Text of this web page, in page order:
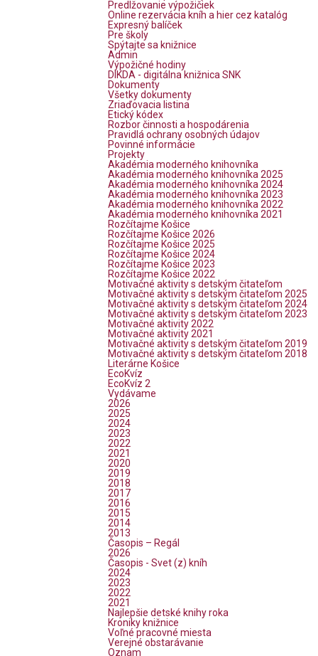
Predlžovanie výpožičiek
Online rezervácia kníh a hier cez katalóg
Expresný balíček
Pre školy
Spýtajte sa knižnice
Admin
Výpožičné hodiny
DIKDA - digitálna knižnica SNK
Dokumenty
Všetky dokumenty
Zriaďovacia listina
Etický kódex
Rozbor činnosti a hospodárenia
Pravidlá ochrany osobných údajov
Povinné informácie
Projekty
Akadémia moderného knihovníka
Akadémia moderného knihovníka 2025
Akadémia moderného knihovníka 2024
Akadémia moderného knihovníka 2023
Akadémia moderného knihovníka 2022
Akadémia moderného knihovníka 2021
Rozčítajme Košice
Rozčítajme Košice 2026
Rozčítajme Košice 2025
Rozčítajme Košice 2024
Rozčítajme Košice 2023
Rozčítajme Košice 2022
Motivačné aktivity s detským čitateľom
Motivačné aktivity s detským čitateľom 2025
Motivačné aktivity s detským čitateľom 2024
Motivačné aktivity s detským čitateľom 2023
Motivačné aktivity 2022
Motivačné aktivity 2021
Motivačné aktivity s detským čitateľom 2019
Motivačné aktivity s detským čitateľom 2018
Literárne Košice
EcoKvíz
EcoKvíz 2
Vydávame
2026
2025
2024
2023
2022
2021
2020
2019
2018
2017
2016
2015
2014
2013
Časopis – Regál
2026
Časopis - Svet (z) kníh
2024
2023
2022
2021
Najlepšie detské knihy roka
Kroniky knižnice
Voľné pracovné miesta
Verejné obstarávanie
Oznam